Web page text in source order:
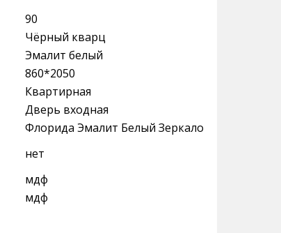
90
Чёрный кварц
Эмалит белый
860*2050
Квартирная
Дверь входная
Флорида Эмалит Белый Зеркало
нет
мдф
мдф